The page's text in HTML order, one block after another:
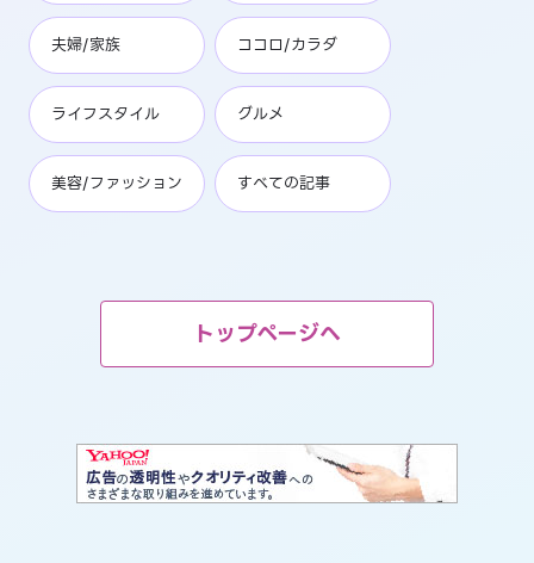
夫婦/家族 ココロ/カラダ
ライフスタイル グルメ
美容/ファッション すべての記事
トップページへ